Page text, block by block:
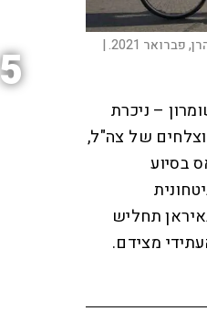
– ניכרת
של צה"ל,
בסיוע
תחליש
מצידם.